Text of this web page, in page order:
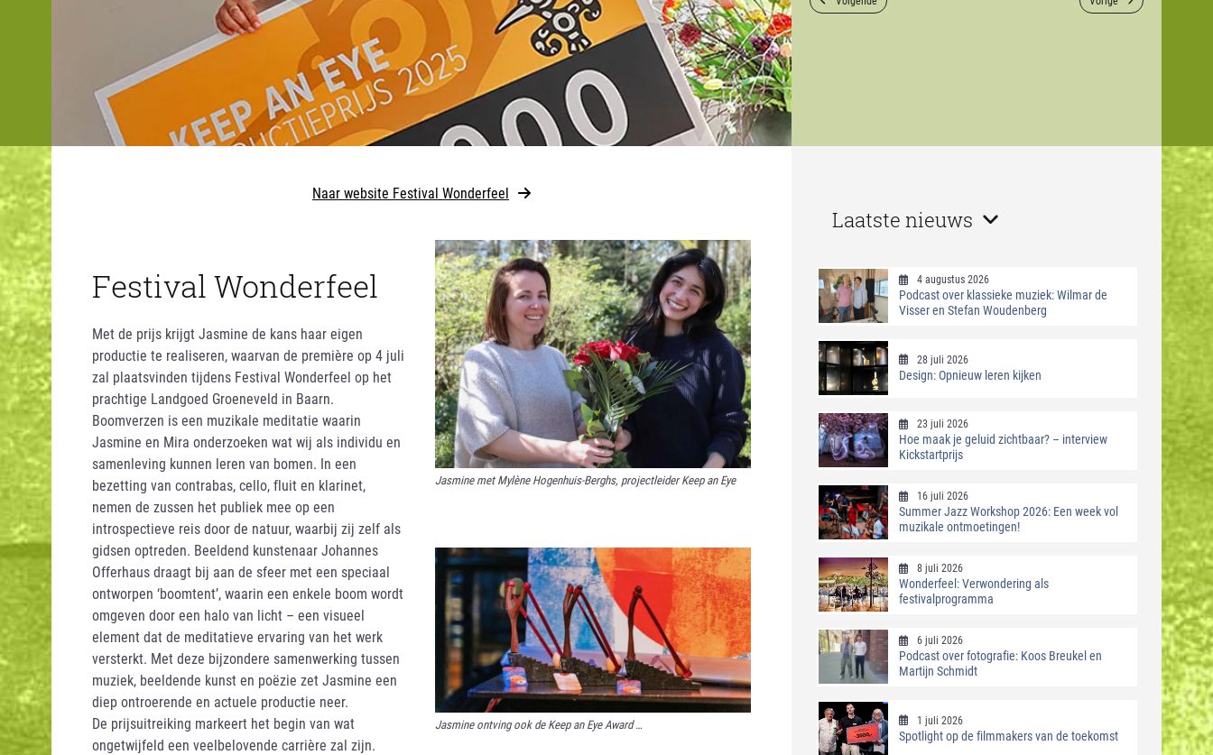
Naar website Festival Wonderfeel
Festival Wonderfeel
Met de prijs krijgt Jasmine de kans haar eigen
productie te realiseren, waarvan de première op 4 juli
zal plaatsvinden tijdens Festival Wonderfeel op het
prachtige Landgoed Groeneveld in Baarn.
Boomverzen is een muzikale meditatie waarin
Jasmine en Mira onderzoeken wat wij als individu en
samenleving kunnen leren van bomen. In een
bezetting van contrabas, cello, fluit en klarinet,
nemen de zussen het publiek mee op een
introspectieve reis door de natuur, waarbij zij zelf als
gidsen optreden. Beeldend kunstenaar Johannes
Offerhaus draagt bij aan de sfeer met een speciaal
ontworpen ‘boomtent’, waarin een enkele boom wordt
omgeven door een halo van licht – een visueel
element dat de meditatieve ervaring van het werk
versterkt. Met deze bijzondere samenwerking tussen
muziek, beeldende kunst en poëzie zet Jasmine een
diep ontroerende en actuele productie neer.
De prijsuitreiking markeert het begin van wat
ongetwijfeld een veelbelovende carrière zal zijn.
Jasmine met Mylène Hogenhuis-Berghs, projectleider Keep an Eye
Jasmine ontving ook de Keep an Eye Award …
Laatste nieuws
4 augustus 2026
Podcast over klassieke muziek: Wilmar de
Visser en Stefan Woudenberg
28 juli 2026
Design: Opnieuw leren kijken
23 juli 2026
Hoe maak je geluid zichtbaar? – interview
Kickstartprijs
16 juli 2026
Summer Jazz Workshop 2026: Een week vol
muzikale ontmoetingen!
8 juli 2026
Wonderfeel: Verwondering als
festivalprogramma
6 juli 2026
Podcast over fotografie: Koos Breukel en
Martijn Schmidt
1 juli 2026
Spotlight op de filmmakers van de toekomst